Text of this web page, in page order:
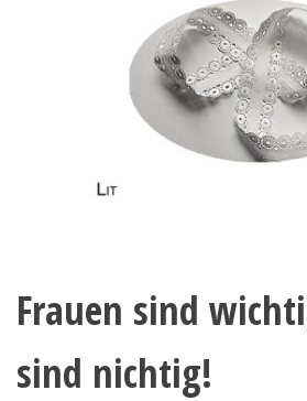
Frauen sind
sind nichtig!